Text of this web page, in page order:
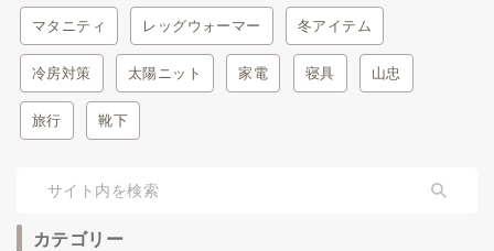
マタニティ レッグウォーマー 冬アイテム
冷房対策 太陽ニット 家電 寝具 山忠
旅行 靴下
カテゴリー